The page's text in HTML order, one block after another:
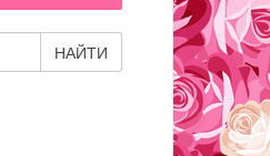
НАЙТИ